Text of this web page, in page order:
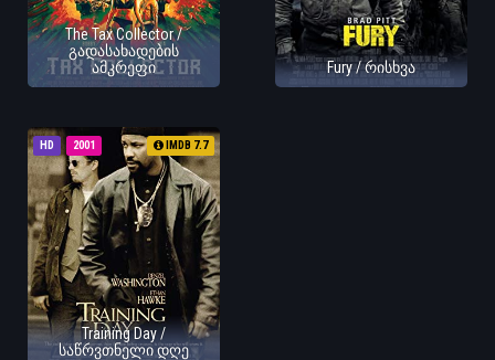
The Tax Collector /
გადასახადების
ამკრეფი
Fury / რისხვა
HD 2001 IMDB 7.7
Training Day /
საწრვთნელი დღე